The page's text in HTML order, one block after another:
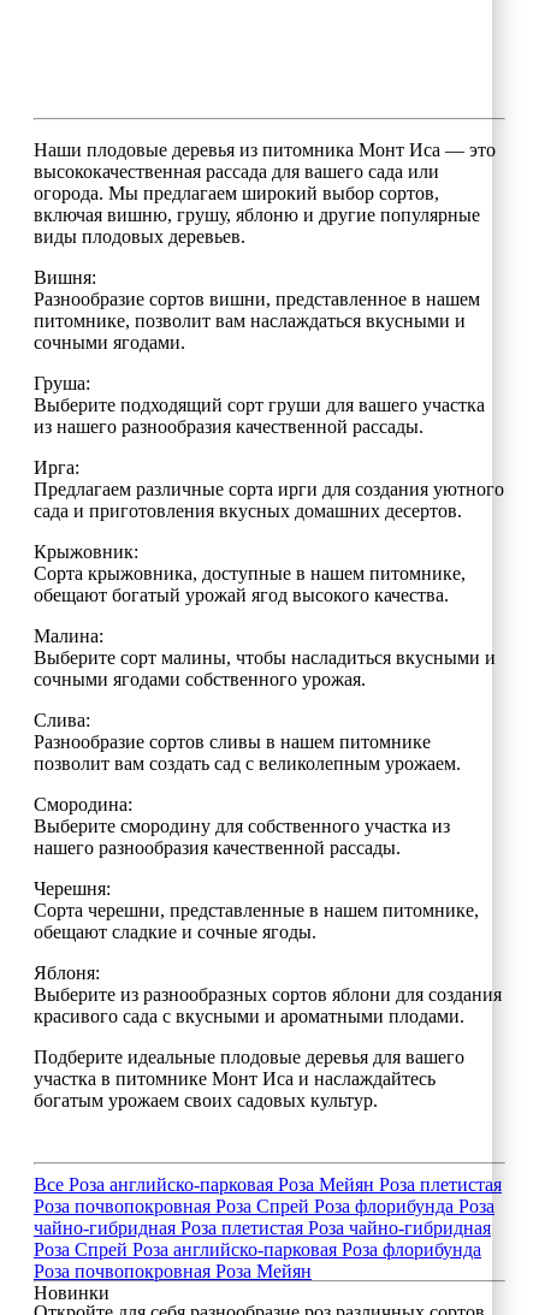
Наши плодовые деревья из питомника Монт Иса — это
высококачественная рассада для вашего сада или
огорода. Мы предлагаем широкий выбор сортов,
включая вишню, грушу, яблоню и другие популярные
виды плодовых деревьев.
Вишня:
Разнообразие сортов вишни, представленное в нашем
питомнике, позволит вам наслаждаться вкусными и
сочными ягодами.
Груша:
Выберите подходящий сорт груши для вашего участка
из нашего разнообразия качественной рассады.
Ирга:
Предлагаем различные сорта ирги для создания уютного
сада и приготовления вкусных домашних десертов.
Крыжовник:
Сорта крыжовника, доступные в нашем питомнике,
обещают богатый урожай ягод высокого качества.
Малина:
Выберите сорт малины, чтобы насладиться вкусными и
сочными ягодами собственного урожая.
Слива:
Разнообразие сортов сливы в нашем питомнике
позволит вам создать сад с великолепным урожаем.
Смородина:
Выберите смородину для собственного участка из
нашего разнообразия качественной рассады.
Черешня:
Сорта черешни, представленные в нашем питомнике,
обещают сладкие и сочные ягоды.
Яблоня:
Выберите из разнообразных сортов яблони для создания
красивого сада с вкусными и ароматными плодами.
Подберите идеальные плодовые деревья для вашего
участка в питомнике Монт Иса и наслаждайтесь
богатым урожаем своих садовых культур.
Все Роза английско-парковая Роза Мейян Роза плетистая
Роза почвопокровная Роза Спрей Роза флорибунда Роза
чайно-гибридная Роза плетистая Роза чайно-гибридная
Роза Спрей Роза английско-парковая Роза флорибунда
Роза почвопокровная Роза Мейян
Новинки